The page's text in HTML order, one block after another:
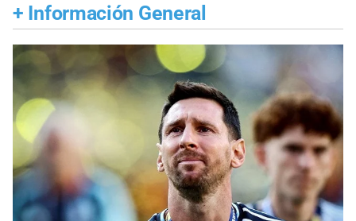
+ Información General